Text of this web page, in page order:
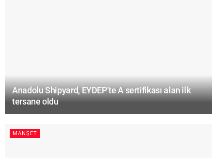
Anadolu Shipyard, EYDEP’te A sertifikası alan ilk
tersane oldu
MANŞET